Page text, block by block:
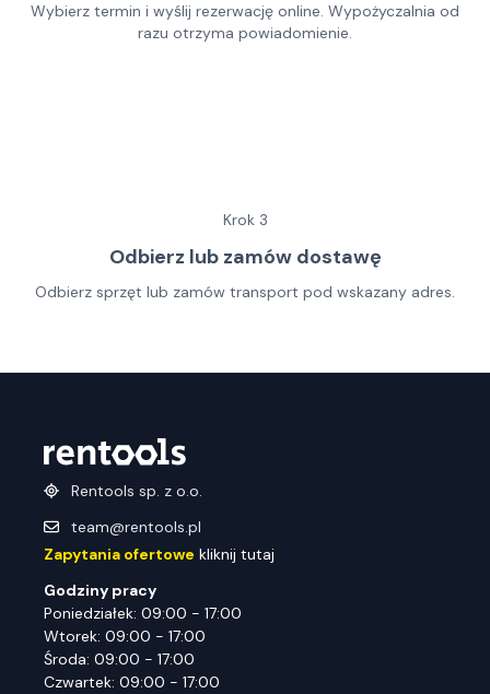
Wybierz termin i wyślij rezerwację online. Wypożyczalnia od
razu otrzyma powiadomienie.
Krok 3
Odbierz lub zamów dostawę
Odbierz sprzęt lub zamów transport pod wskazany adres.
Rentools sp. z o.o.
team@rentools.pl
Zapytania ofertowe kliknij tutaj
Godziny pracy
Poniedziałek: 09:00 - 17:00
Wtorek: 09:00 - 17:00
Środa: 09:00 - 17:00
Czwartek: 09:00 - 17:00